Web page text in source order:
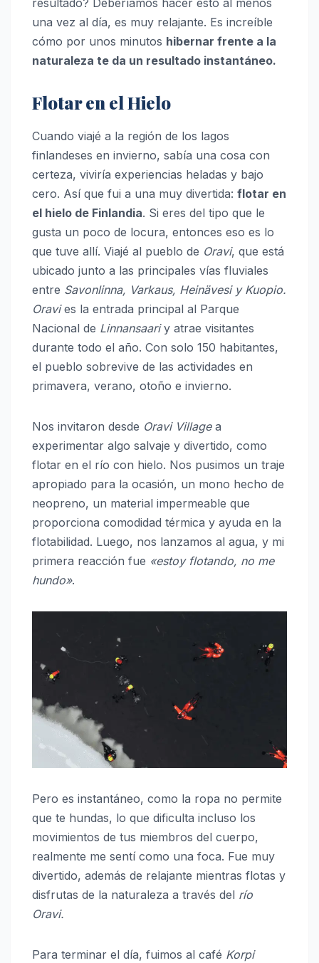
resultado? Deberíamos hacer esto al menos
una vez al día, es muy relajante. Es increíble
cómo por unos minutos hibernar frente a la
naturaleza te da un resultado instantáneo.
Flotar en el Hielo
Cuando viajé a la región de los lagos
finlandeses en invierno, sabía una cosa con
certeza, viviría experiencias heladas y bajo
cero. Así que fui a una muy divertida: flotar en
el hielo de Finlandia. Si eres del tipo que le
gusta un poco de locura, entonces eso es lo
que tuve allí. Viajé al pueblo de Oravi, que está
ubicado junto a las principales vías fluviales
entre Savonlinna, Varkaus, Heinävesi y Kuopio.
Oravies la entrada principal al Parque
Nacional de Linnansaariy atrae visitantes
durante todo el año. Con solo 150 habitantes,
el pueblo sobrevive de las actividades en
primavera, verano, otoño e invierno.
Nos invitaron desde Oravi Village a
experimentar algo salvaje y divertido, como
flotar en el río con hielo. Nos pusimos un traje
apropiado para la ocasión, un mono hecho de
neopreno, un material impermeable que
proporciona comodidad térmica y ayuda en la
flotabilidad. Luego, nos lanzamos al agua, y mi
primera reacción fue «estoy flotando, no me
hundo».
Pero es instantáneo, como la ropa no permite
que te hundas, lo que dificulta incluso los
movimientos de tus miembros del cuerpo,
realmente me sentí como una foca. Fue muy
divertido, además de relajante mientras flotas y
disfrutas de la naturaleza a través del río
Oravi.
Para terminar el día, fuimos al café Korpi